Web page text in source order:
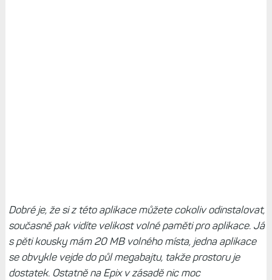
Dobré je, že si z této aplikace můžete cokoliv odinstalovat,
současně pak vidíte velikost volné paměti pro aplikace. Já
s pěti kousky mám 20 MB volného místa, jedna aplikace
se obvykle vejde do půl megabajtu, takže prostoru je
dostatek. Ostatně na Epix v zásadě nic moc